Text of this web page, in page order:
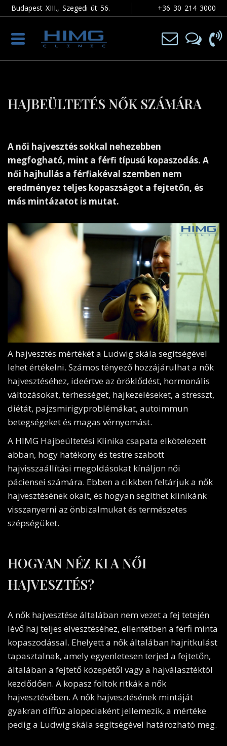
Budapest XIII., Szegedi út 56. +36 30 214 3000
Toggle
navigation
HAJBEÜLTETÉS NŐK SZÁMÁRA
A női hajvesztés sokkal nehezebben
megfogható, mint a férfi típusú kopaszodás. A
női hajhullás a férfiakéval szemben nem
eredményez teljes kopaszságot a fejtetőn, és
más mintázatot is mutat.
A hajvesztés mértékét a Ludwig skála segítségével
lehet értékelni. Számos tényező hozzájárulhat a nők
hajvesztéséhez, ideértve az öröklődést, hormonális
változásokat, terhességet, hajkezeléseket, a stresszt,
diétát, pajzsmirigyproblémákat, autoimmun
betegségeket és magas vérnyomást.
A HIMG Hajbeültetési Klinika csapata elkötelezett
abban, hogy hatékony és testre szabott
hajvisszaállítási megoldásokat kínáljon női
páciensei számára. Ebben a cikkben feltárjuk a nők
hajvesztésének okait, és hogyan segíthet klinikánk
visszanyerni az önbizalmukat és természetes
szépségüket.
HOGYAN NÉZ KI A NŐI
HAJVESZTÉS?
A nők hajvesztése általában nem vezet a fej tetején
lévő haj teljes elvesztéséhez, ellentétben a férfi minta
kopaszodással. Ehelyett a nők általában hajritkulást
tapasztalnak, amely egyenletesen terjed a fejtetőn,
általában a fejtető közepétől vagy a hajválasztéktól
kezdődően. A kopasz foltok ritkák a nők
hajvesztésében. A nők hajvesztésének mintáját
gyakran diffúz alopeciaként jellemezik, a mértéke
pedig a Ludwig skála segítségével határozható meg.